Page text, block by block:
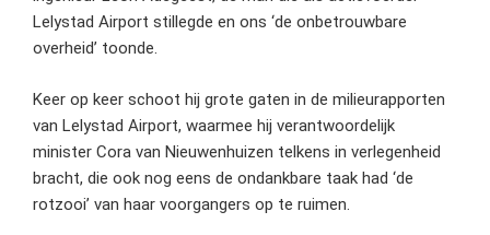
Lelystad Airport stillegde en ons ‘de onbetrouwbare
overheid’ toonde.
Keer op keer schoot hij grote gaten in de milieurapporten
van Lelystad Airport, waarmee hij verantwoordelijk
minister Cora van Nieuwenhuizen telkens in verlegenheid
bracht, die ook nog eens de ondankbare taak had ‘de
rotzooi’ van haar voorgangers op te ruimen.